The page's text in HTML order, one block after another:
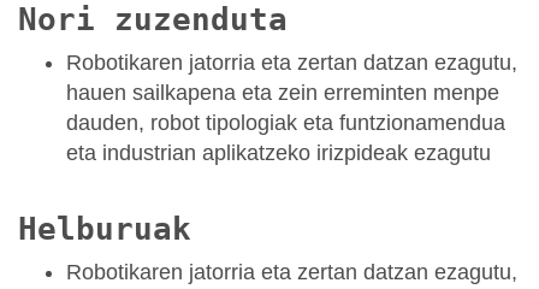
Nori zuzenduta
Robotikaren jatorria eta zertan datzan ezagutu,
hauen sailkapena eta zein erreminten menpe
dauden, robot tipologiak eta funtzionamendua
eta industrian aplikatzeko irizpideak ezagutu
Helburuak
Robotikaren jatorria eta zertan datzan ezagutu,